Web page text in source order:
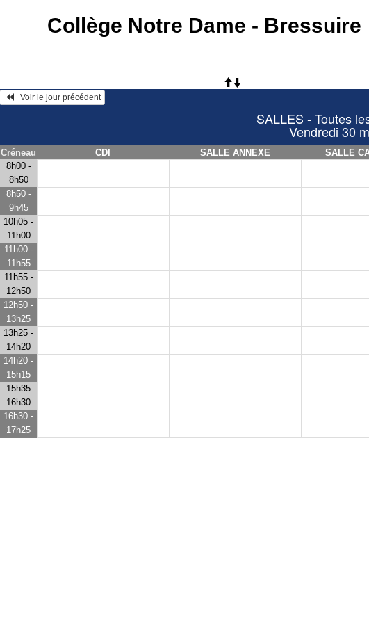
Collège Notre Dame - Bressuire
   Voir le jour précédent
SALLES - Toutes
Vendredi 30
Créneau CDI SALLE ANNEXE SALLE
8h00 -
8h50
8h50 -
9h45
10h05 -
11h00
11h00 -
11h55
11h55 -
12h50
12h50 -
13h25
13h25 -
14h20
14h20 -
15h15
15h35
16h30
16h30 -
17h25